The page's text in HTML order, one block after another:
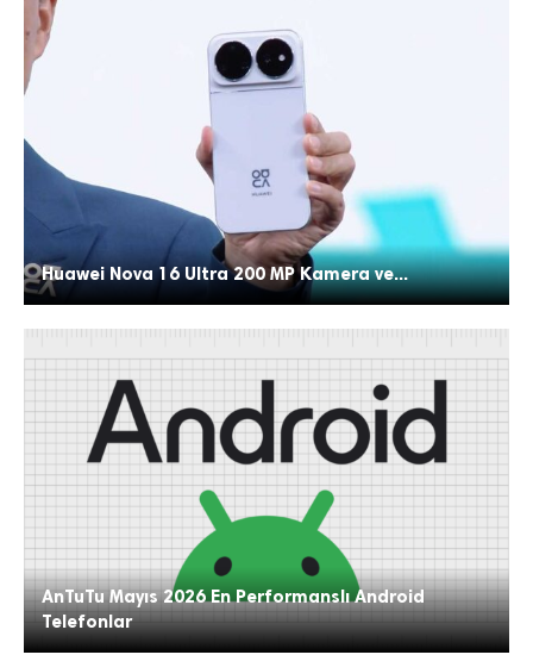
Huawei Nova 16 Ultra 200 MP Kamera ve...
AnTuTu Mayıs 2026 En Performanslı Android
Telefonlar